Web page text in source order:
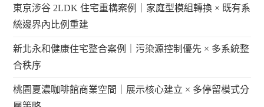
東京涉谷 2LDK 住宅重構案例｜家庭型模組轉換 × 既有系
統邊界內比例重建
新北永和健康住宅整合案例｜污染源控制優先 × 多系統整
合秩序
桃園夏濃咖啡館商業空間｜展示核心建立 × 多停留模式分